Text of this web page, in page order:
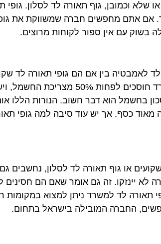
שלא וכמובן, גוף תאורה לד לסלון. גופי
אם אתם מחפשים חברה שמשווקת את
בשוק עם אין ספור לקוחות מרוצים.
לאמבטיה בין אם הם גופי תאורה לד
שלא או גוף תאורה לד לסלון? כי קודם כל הם חסכוניים… גופי תאורה לד למשרד
לא רק, חיסכון בחשמל הוא דבר חשוב. הנורות הללו
מאוד כסף. אך יש עוד סיבה למה גופי
או גוף תאורה לד לסלון, נחשבים
לא יינזקו. זה גם אומר שאם הם חסינים
תאורה לד למשרד ניתן למצוא במקומות
החברה המובילה בישראל בתחום.